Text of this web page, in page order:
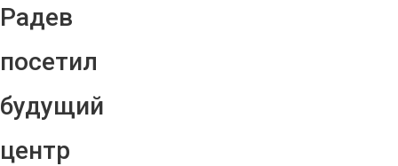
Радев
посетил
будущий
центр